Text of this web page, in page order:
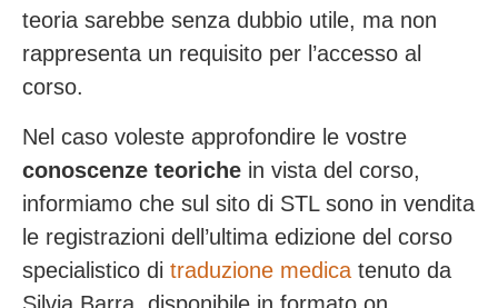
teoria sarebbe senza dubbio utile, ma non
rappresenta un requisito per l’accesso al
corso.
Nel caso voleste approfondire le vostre
conoscenze teoriche in vista del corso,
informiamo che sul sito di STL sono in vendita
le registrazioni dell’ultima edizione del corso
specialistico di traduzione medica tenuto da